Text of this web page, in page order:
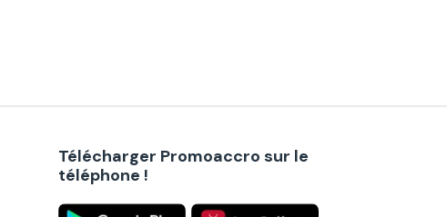
Télécharger Promoaccro sur le
téléphone !